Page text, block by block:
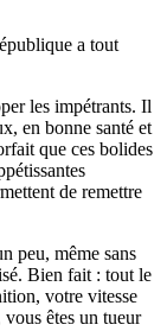
a tout
les impétrants. Il
en bonne santé et
que ces bolides
de remettre
peu, même sans
Bien fait : tout le
votre vitesse
êtes un tueur